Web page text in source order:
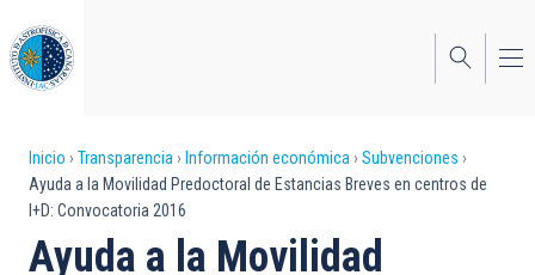
al
contenido
principal
Sobrescribir
enlaces
de
Inicio Transparencia Información económica
Subvenciones
Ayuda a la Movilidad Predoctoral de Estancias Breves en centros de
I+D: Convocatoria 2016
Ayuda a la Movilidad